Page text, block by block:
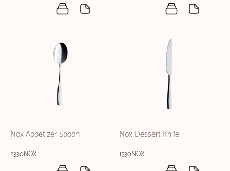
Nox Appetizer Spoon
2330NOX
Nox Dessert Knife
1530NOX